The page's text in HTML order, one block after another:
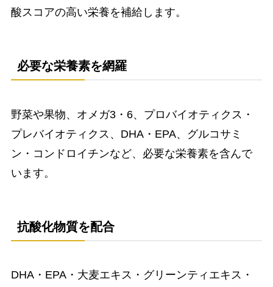
酸スコアの高い栄養を補給します。
必要な栄養素を網羅
野菜や果物、オメガ3・6、プロバイオティクス・
プレバイオティクス、DHA・EPA、グルコサミ
ン・コンドロイチンなど、必要な栄養素を含んで
います。
抗酸化物質を配合
DHA・EPA・大麦エキス・グリーンティエキス・